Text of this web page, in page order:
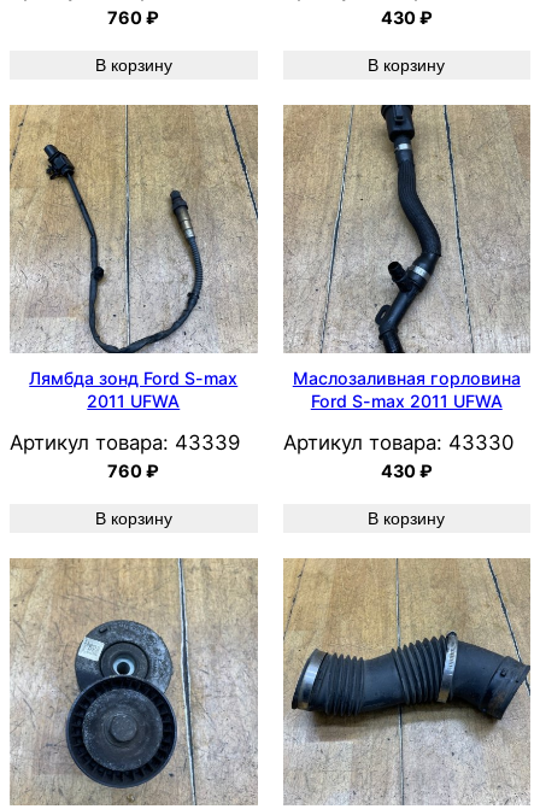
760₽
В корзину
430₽
В корзину
Лямбда зонд Ford S-max
2011 UFWA
Артикул товара: 43339
760₽
В корзину
Маслозаливная горловина
Ford S-max 2011 UFWA
Артикул товара: 43330
430₽
В корзину